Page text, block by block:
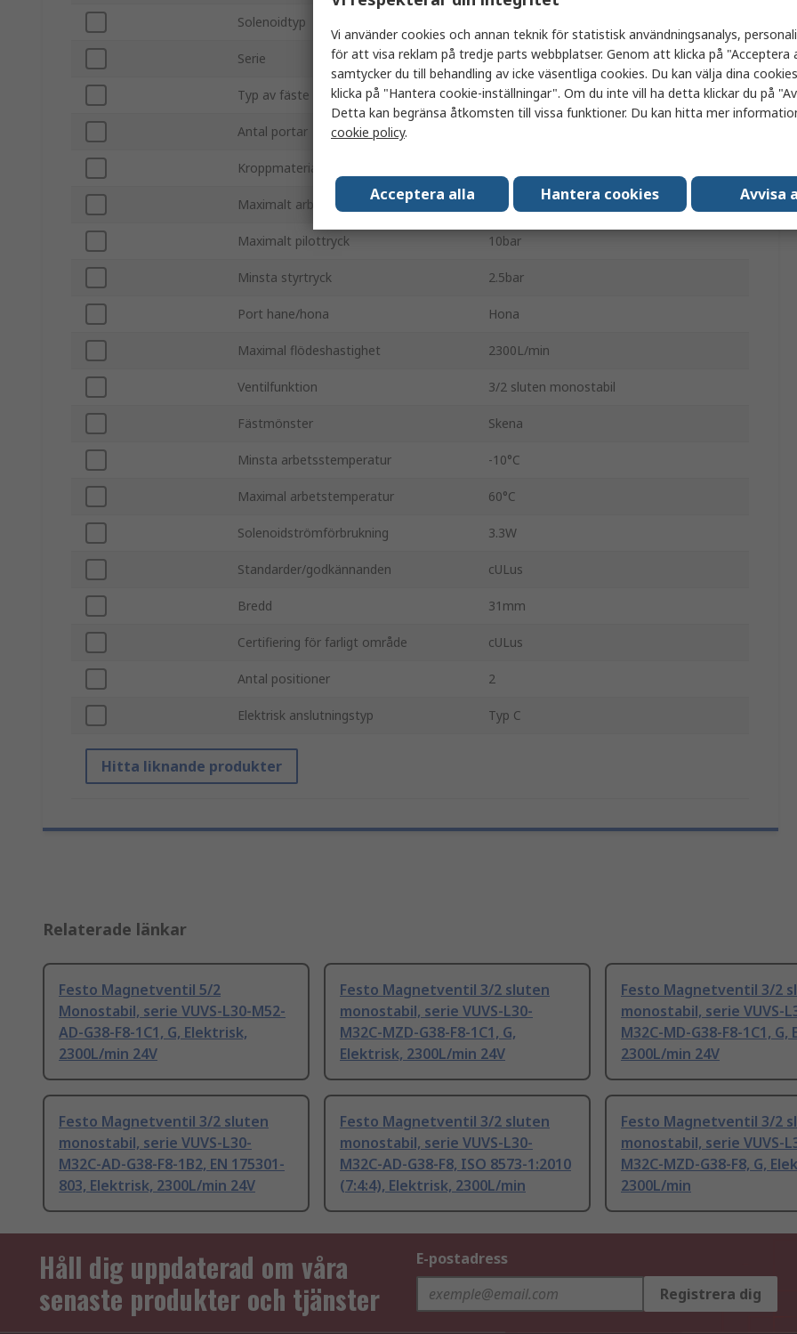
Solenoidtyp
Serie VUVS-L30-M32C-AD-G38-F8-1C1
Typ av fäste Fördelare
Antal portar
Kroppmaterial
Maximalt arbetstryck 10 bar
Maximalt pilottryck 10bar
Minsta styrtryck 2.5bar
Port hane/hona Hona
Maximal flödeshastighet 2300L/min
Ventilfunktion 3/2 sluten monostabil
Fästmönster Skena
Minsta arbetsstemperatur -10°C
Maximal arbetstemperatur 60°C
Solenoidströmförbrukning 3.3W
Standarder/godkännanden cULus
Bredd 31mm
Certifiering för farligt område cULus
Antal positioner 2
Elektrisk anslutningstyp Typ C
Hitta liknande produkter
Relaterade länkar
Festo Magnetventil 5/2
Monostabil, serie VUVS-L30-M52-
AD-G38-F8-1C1, G, Elektrisk,
2300L/min 24V
Festo Magnetventil 3/2 sluten
monostabil, serie VUVS-L30-
M32C-MZD-G38-F8-1C1, G,
Elektrisk, 2300L/min 24V
Festo Magnetventil 3/2
monostabil, serie VUVS-
M32C-MD-G38-F8-1C1,
2300L/min 24V
Festo Magnetventil 3/2 sluten
monostabil, serie VUVS-L30-
M32C-AD-G38-F8-1B2, EN 175301-
803, Elektrisk, 2300L/min 24V
Festo Magnetventil 3/2 sluten
monostabil, serie VUVS-L30-
M32C-AD-G38-F8, ISO 8573-1:2010
(7:4:4), Elektrisk, 2300L/min
Festo Magnetventil 3/2
monostabil, serie VUVS-
M32C-MZD-G38-F8, G,
2300L/min
Håll dig uppdaterad om våra
senaste produkter och tjänster
E-postadress
Registrera dig
Vi använder cookies och annan teknik för statistisk användningsanalys,
för att visa reklam på tredje parts webbplatser. Genom att klicka på "Acceptera
samtycker du till behandling av icke väsentliga cookies. Du kan välja dina
klicka på "Hantera cookie-inställningar". Om du inte vill ha detta klickar du på
Detta kan begränsa åtkomsten till vissa funktioner. Du kan hitta mer
cookie policy.
Acceptera alla Hantera cookies Avvisa